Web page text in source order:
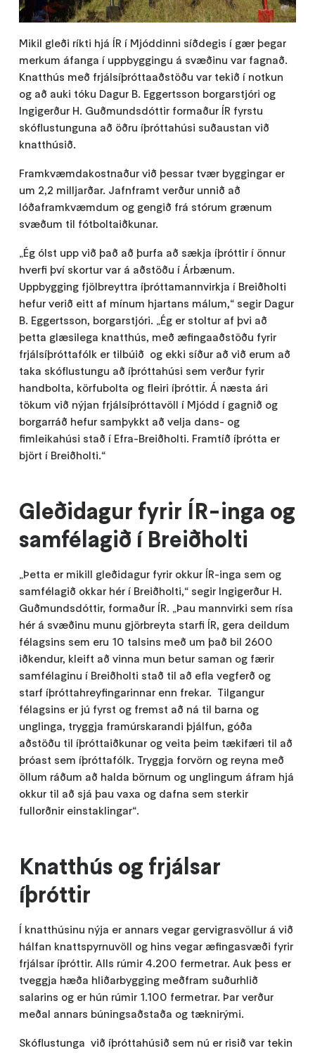
Mikil gleði ríkti hjá ÍR í Mjóddinni síðdegis í gær þegar
merkum áfanga í uppbyggingu á svæðinu var fagnað.
Knatthús með frjálsíþróttaaðstöðu var tekið í notkun
og að auki tóku Dagur B. Eggertsson borgarstjóri og
Ingigerður H. Guðmundsdóttir formaður ÍR fyrstu
skóflustunguna að öðru íþróttahúsi suðaustan við
knatthúsið.
Framkvæmdakostnaður við þessar tvær byggingar er
um 2,2 milljarðar. Jafnframt verður unnið að
lóðaframkvæmdum og gengið frá stórum grænum
svæðum til fótboltaiðkunar.
„Ég ólst upp við það að þurfa að sækja íþróttir í önnur
hverfi því skortur var á aðstöðu í Árbænum.
Uppbygging fjölbreyttra íþróttamannvirkja í Breiðholti
hefur verið eitt af mínum hjartans málum,“ segir Dagur
B. Eggertsson, borgarstjóri. „Ég er stoltur af þvi að
þetta glæsilega knatthús, með æfingaaðstöðu fyrir
frjálsíþróttafólk er tilbúið og ekki síður að við erum að
taka skóflustungu að íþróttahúsi sem verður fyrir
handbolta, körfubolta og fleiri íþróttir. Á næsta ári
tökum við nýjan frjálsíþróttavöll í Mjódd í gagnið og
borgarráð hefur samþykkt að velja dans- og
fimleikahúsi stað í Efra-Breiðholti. Framtíð íþrótta er
björt í Breiðholti.“
Gleðidagur fyrir ÍR-inga og
samfélagið í Breiðholti
„Þetta er mikill gleðidagur fyrir okkur ÍR-inga sem og
samfélagið okkar hér í Breiðholti,“ segir Ingigerður H.
Guðmundsdóttir, formaður ÍR. „Þau mannvirki sem rísa
hér á svæðinu munu gjörbreyta starfi ÍR, gera deildum
félagsins sem eru 10 talsins með um það bil 2600
iðkendur, kleift að vinna mun betur saman og færir
samfélaginu í Breiðholti stað til að efla vegferð og
starf íþróttahreyfingarinnar enn frekar. Tilgangur
félagsins er jú fyrst og fremst að ná til barna og
unglinga, tryggja framúrskarandi þjálfun, góða
aðstöðu til íþróttaiðkunar og veita þeim tækifæri til að
þróast sem íþróttafólk. Tryggja forvörn og reyna með
öllum ráðum að halda börnum og unglingum áfram hjá
okkur til að sjá þau vaxa og dafna sem sterkir
fullorðnir einstaklingar“.
Knatthús og frjálsar
íþróttir
Í knatthúsinu nýja er annars vegar gervigrasvöllur á við
hálfan knattspyrnuvöll og hins vegar æfingasvæði fyrir
frjálsar íþróttir. Alls rúmir 4.200 fermetrar. Auk þess er
tveggja hæða hliðarbygging meðfram suðurhlið
salarins og er hún rúmir 1.100 fermetrar. Þar verður
meðal annars búningsaðstaða og tæknirými.
Skóflustunga við íþróttahúsið sem nú er risið var tekin